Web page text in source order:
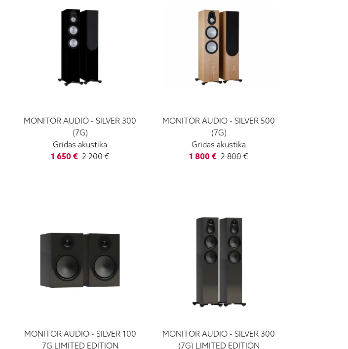
MONITOR AUDIO - SILVER 300
(7G)
Grīdas akustika
1 650€ 2 200€
MONITOR AUDIO - SILVER 500
(7G)
Grīdas akustika
1 800 € 2 800€
MONITOR AUDIO- SILVER 100
7G LIMITED EDITION
MONITOR AUDIO - SILVER 300
(7G) LIMITED EDITION